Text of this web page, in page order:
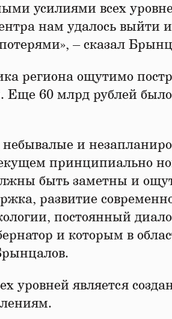
усилиями всех
нам удалось выйти
– сказал
региона ощутимо
Еще 60 млрд рублей
небывалые и
принципиально
быть заметны и
развитие
постоянный
и которым в
уровней является